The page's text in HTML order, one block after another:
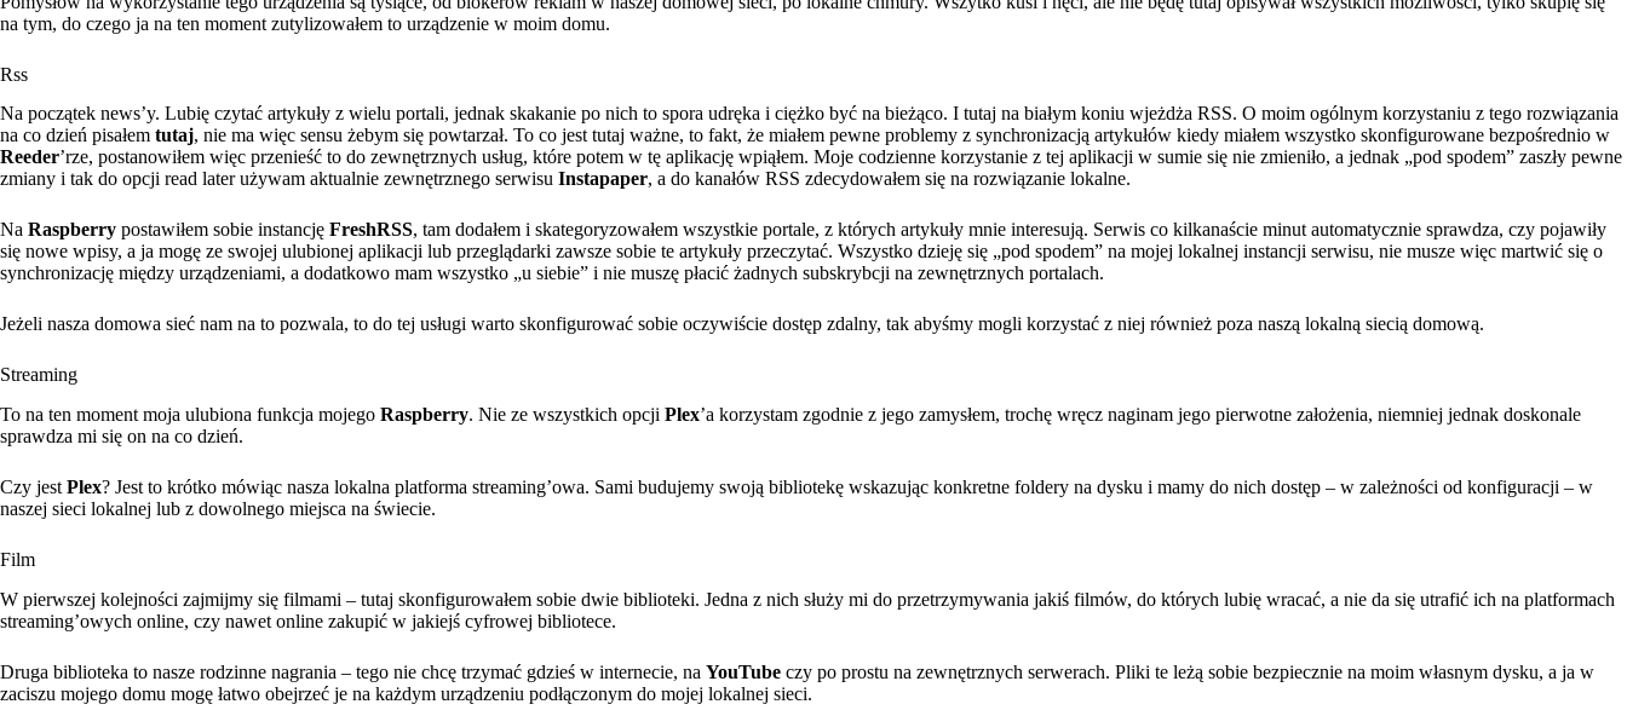
na tym, do czego ja na ten moment zutylizowałem to urządzenie w moim domu.
Rss
Na początek news’y. Lubię czytać artykuły z wielu portali, jednak skakanie po nich to spora udręka i ciężko być na bieżąco. I tutaj na białym koniu wjeżdża RSS. O moim ogólnym korzystaniu z tego rozwiązania
na co dzień pisałem tutaj, nie ma więc sensu żebym się powtarzał. To co jest tutaj ważne, to fakt, że miałem pewne problemy z synchronizacją artykułów kiedy miałem wszystko skonfigurowane bezpośrednio w
Reeder’rze, postanowiłem więc przenieść to do zewnętrznych usług, które potem w tę aplikację wpiąłem. Moje codzienne korzystanie z tej aplikacji w sumie się nie zmieniło, a jednak „pod spodem” zaszły pewne
zmiany i tak do opcji read later używam aktualnie zewnętrznego serwisu Instapaper, a do kanałów RSS zdecydowałem się na rozwiązanie lokalne.
Na Raspberry postawiłem sobie instancję FreshRSS, tam dodałem i skategoryzowałem wszystkie portale, z których artykuły mnie interesują. Serwis co kilkanaście minut automatycznie sprawdza, czy pojawiły
się nowe wpisy, a ja mogę ze swojej ulubionej aplikacji lub przeglądarki zawsze sobie te artykuły przeczytać. Wszystko dzieję się „pod spodem” na mojej lokalnej instancji serwisu, nie musze więc martwić się o
synchronizację między urządzeniami, a dodatkowo mam wszystko „u siebie” i nie muszę płacić żadnych subskrybcji na zewnętrznych portalach.
Jeżeli nasza domowa sieć nam na to pozwala, to do tej usługi warto skonfigurować sobie oczywiście dostęp zdalny, tak abyśmy mogli korzystać z niej również poza naszą lokalną siecią domową.
Streaming
To na ten moment moja ulubiona funkcja mojego Raspberry. Nie ze wszystkich opcji Plex’a korzystam zgodnie z jego zamysłem, trochę wręcz naginam jego pierwotne założenia, niemniej jednak doskonale
sprawdza mi się on na co dzień.
Czy jest Plex? Jest to krótko mówiąc nasza lokalna platforma streaming’owa. Sami budujemy swoją bibliotekę wskazując konkretne foldery na dysku i mamy do nich dostęp – w zależności od konfiguracji – w
naszej sieci lokalnej lub z dowolnego miejsca na świecie.
Film
W pierwszej kolejności zajmijmy się filmami – tutaj skonfigurowałem sobie dwie biblioteki. Jedna z nich służy mi do przetrzymywania jakiś filmów, do których lubię wracać, a nie da się utrafić ich na platformach
streaming’owych online, czy nawet online zakupić w jakiejś cyfrowej bibliotece.
Druga biblioteka to nasze rodzinne nagrania – tego nie chcę trzymać gdzieś w internecie, na YouTube czy po prostu na zewnętrznych serwerach. Pliki te leżą sobie bezpiecznie na moim własnym dysku, a ja w
zaciszu mojego domu mogę łatwo obejrzeć je na każdym urządzeniu podłączonym do mojej lokalnej sieci.